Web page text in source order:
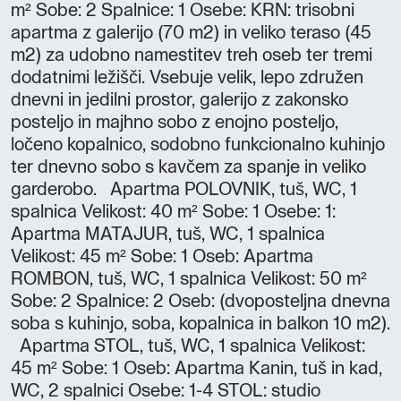
m² Sobe: 2 Spalnice: 1 Osebe: KRN: trisobni
apartma z galerijo (70 m2) in veliko teraso (45
m2) za udobno namestitev treh oseb ter tremi
dodatnimi ležišči. Vsebuje velik, lepo združen
dnevni in jedilni prostor, galerijo z zakonsko
posteljo in majhno sobo z enojno posteljo,
ločeno kopalnico, sodobno funkcionalno kuhinjo
ter dnevno sobo s kavčem za spanje in veliko
garderobo. Apartma POLOVNIK, tuš, WC, 1
spalnica Velikost: 40 m² Sobe: 1 Osebe: 1:
Apartma MATAJUR, tuš, WC, 1 spalnica
Velikost: 45 m² Sobe: 1 Oseb: Apartma
ROMBON, tuš, WC, 1 spalnica Velikost: 50 m²
Sobe: 2 Spalnice: 2 Oseb: (dvoposteljna dnevna
soba s kuhinjo, soba, kopalnica in balkon 10 m2).
Apartma STOL, tuš, WC, 1 spalnica Velikost:
45 m² Sobe: 1 Oseb: Apartma Kanin, tuš in kad,
WC, 2 spalnici Osebe: 1-4 STOL: studio